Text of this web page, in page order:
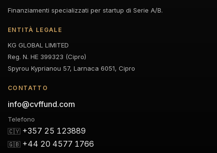
Finanziamenti specializzati per startup di Serie A/B.
ENTITÀ LEGALE
KG GLOBAL LIMITED
Reg. N. HE 399323 (Cipro)
Spyrou Kyprianou 57, Larnaca 6051, Cipro
CONTATTO
info@cvffund.com
Telefono
🇨🇾 +357 25 123889
🇬🇧 +44 20 4577 1766